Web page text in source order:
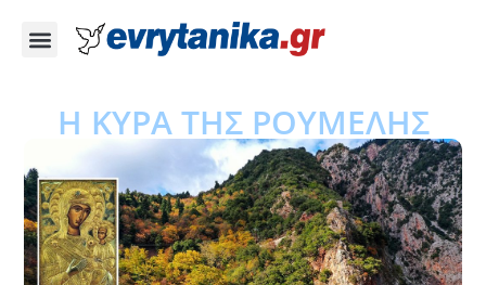
Η ΚΥΡΑ ΤΗΣ ΡΟΥΜΕΛΗΣ